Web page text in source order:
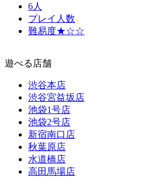
6人
プレイ人数
難易度★☆☆
遊べる店舗
渋谷本店
渋谷宮益坂店
池袋1号店
池袋2号店
新宿南口店
秋葉原店
水道橋店
高田馬場店